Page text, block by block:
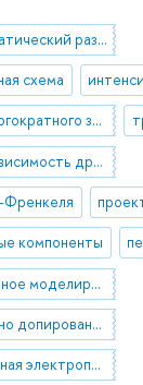
электростатический разряд
схема
модель многократного захвата
полевая зависимость дрейфовой подвижности
Френкеля
компоненты
имитационное моделирование
молекулярно допированные полимеры
радиационная электропроводность